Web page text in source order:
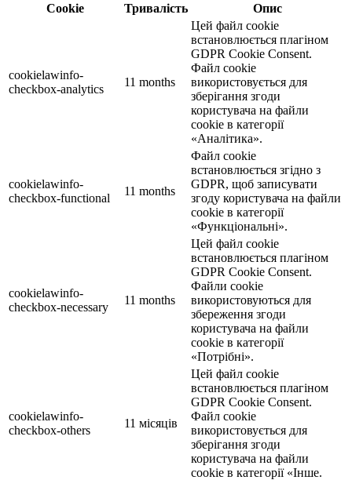
Cookie
Тривалість Опис
cookielawinfo-
checkbox-analytics
11 months
Цей файл cookie
встановлюється плагіном
GDPR Cookie Consent.
Файл cookie
використовується для
зберігання згоди
користувача на файли
cookie в категорії
«Аналітика».
cookielawinfo-
checkbox-functional
11 months
Файл cookie
встановлюється згідно з
GDPR, щоб записувати
згоду користувача на файли
cookie в категорії
«Функціональні».
cookielawinfo-
checkbox-necessary
11 months
Цей файл cookie
встановлюється плагіном
GDPR Cookie Consent.
Файли cookie
використовуються для
збереження згоди
користувача на файли
cookie в категорії
«Потрібні».
cookielawinfo-
checkbox-others
11 місяців
Цей файл cookie
встановлюється плагіном
GDPR Cookie Consent.
Файл cookie
використовується для
зберігання згоди
користувача на файли
cookie в категорії «Інше.